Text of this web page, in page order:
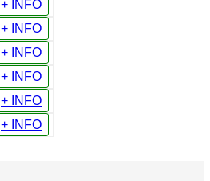
+ INFO
+ INFO
+ INFO
+ INFO
+ INFO
+ INFO